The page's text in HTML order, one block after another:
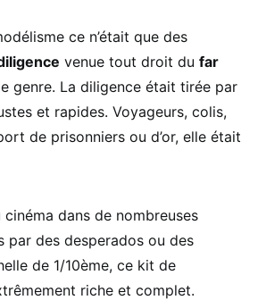
ce n’était que des
venue tout droit du far
genre. La diligence était tirée par
et rapides. Voyageurs, colis,
de prisonniers ou d’or, elle était
dans de nombreuses
par des desperados ou des
de 1/10ème, ce kit de
riche et complet.